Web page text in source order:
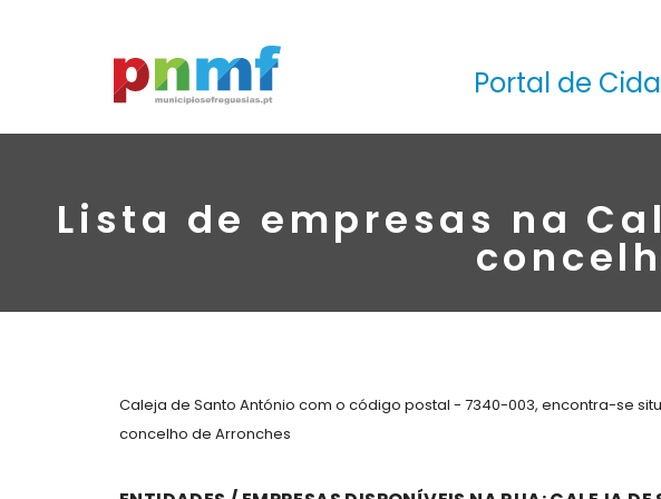
Portal de
Lista de empresas na
Caleja de Santo António com o código postal - 7340-003, encontra-se
concelho de Arronches